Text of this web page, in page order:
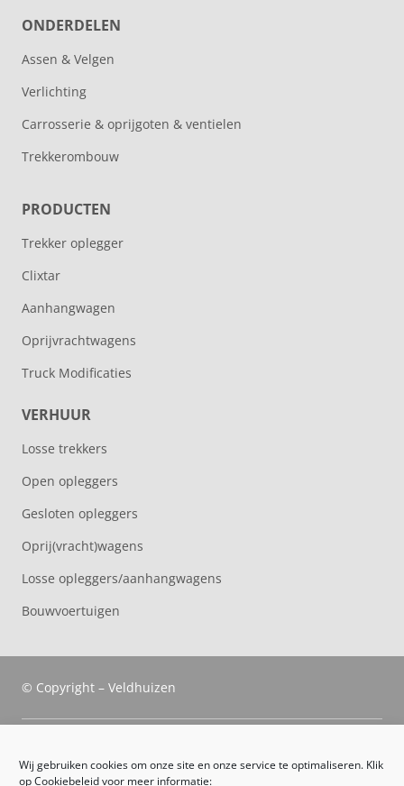
Wij gebruiken cookies om onze site en onze service te optimaliseren. Klik
op Cookiebeleid voor meer informatie:
ONDERDELEN
Assen & Velgen
Verlichting
Carrosserie & oprijgoten & ventielen
Trekkerombouw
PRODUCTEN
Trekker oplegger
Clixtar
Aanhangwagen
Oprijvrachtwagens
Truck Modificaties
VERHUUR
Losse trekkers
Open opleggers
Gesloten opleggers
Oprij(vracht)wagens
Losse opleggers/aanhangwagens
Bouwvoertuigen
© Copyright – Veldhuizen